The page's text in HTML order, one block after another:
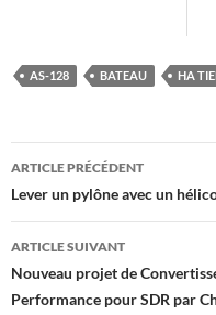
AS-128 BATEAU HA
Navigation
des
articles
ARTICLE PRÉCÉDENT
Lever un pylône avec un
ARTICLE SUIVANT
Nouveau projet de
Performance pour SDR par